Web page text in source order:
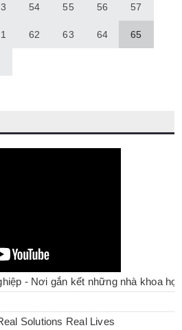
54 55 56 57
62 63 64 65
- Nơi gắn kết những nhà khoa học
Solutions Real Lives